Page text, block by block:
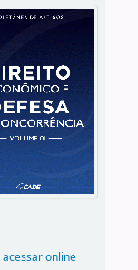
online